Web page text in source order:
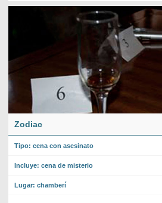
Zodiac
Tipo: cena con asesinato
Incluye: cena de misterio
Lugar: chamberí